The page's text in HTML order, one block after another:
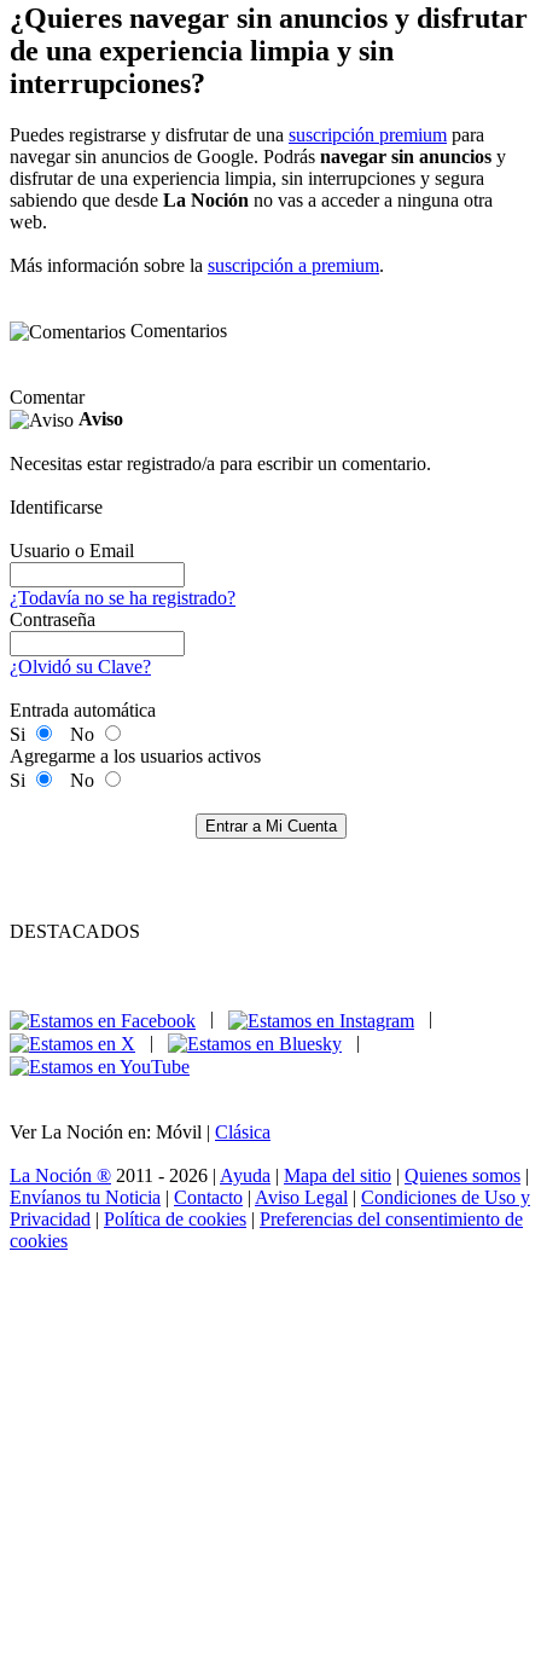
¿Quieres navegar sin anuncios y disfrutar
de una experiencia limpia y sin
interrupciones?
Puedes registrarse y disfrutar de una suscripción premium para
navegar sin anuncios de Google. Podrás navegar sin anuncios y
disfrutar de una experiencia limpia, sin interrupciones y segura
sabiendo que desde La Noción no vas a acceder a ninguna otra
web.
Más información sobre la suscripción a premium.
Comentarios
Comentar
Aviso
Necesitas estar registrado/a para escribir un comentario.
Identificarse
Usuario o Email
¿Todavía no se ha registrado?
Contraseña
¿Olvidó su Clave?
Entrada automática
Si
No
Agregarme a los usuarios activos
Si
No
Entrar a Mi Cuenta
DESTACADOS
|
|
Ver La Noción en: Móvil | Clásica
La Noción ® 2011 - 2026 | Ayuda | Mapa del sitio | Quienes somos |
Envíanos tu Noticia | Contacto | Aviso Legal | Condiciones de Uso y
Privacidad | Política de cookies | Preferencias del consentimiento de
cookies